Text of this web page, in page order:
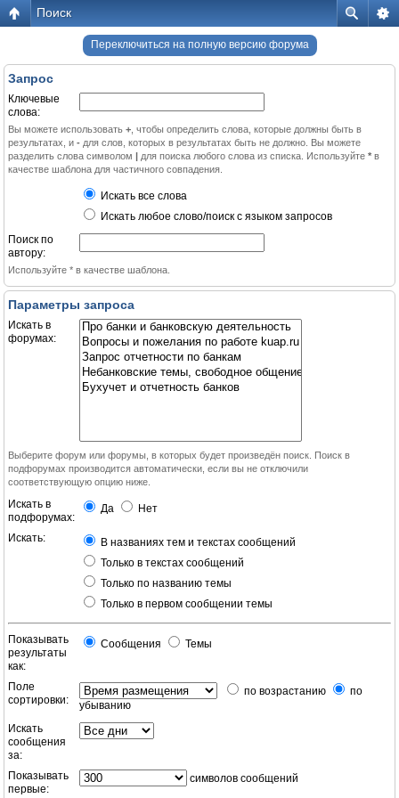
Поиск
Переключиться на полную версию форума
Запрос
Ключевые
слова:
Вы можете использовать + , чтобы определить слова, которые должны быть в
результатах, и - для слов, которых в результатах быть не должно. Вы можете
разделить слова символом | для поиска любого слова из списка. Используйте * в
качестве шаблона для частичного совпадения.
Искать все слова
Искать любое слово/поиск с языком запросов
Поиск по
автору:
Используйте * в качестве шаблона.
Параметры запроса
Искать в
форумах:
Выберите форум или форумы, в которых будет произведён поиск. Поиск в
подфорумах производится автоматически, если вы не отключили
соответствующую опцию ниже.
Искать в
подфорумах:
Да Нет
Искать:
В названиях тем и текстах сообщений
Только в текстах сообщений
Только по названию темы
Только в первом сообщении темы
Показывать
результаты
как:
Сообщения Темы
Поле
сортировки:
по возрастанию
по
убыванию
Искать
сообщения
за:
Показывать
первые:
символов сообщений